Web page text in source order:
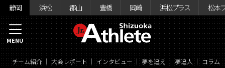
静岡 浜松 郡山 豊橋 岡崎 浜松プラス 松本
チーム紹介 大会レポート インタビュー 夢を追え 夢追人 コラム
MENU